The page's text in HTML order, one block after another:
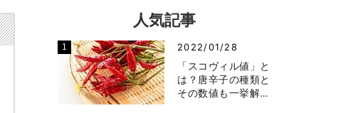
人気記事
2022/01/28
「スコヴィル値」と
は？唐辛子の種類と
その数値も一挙解…